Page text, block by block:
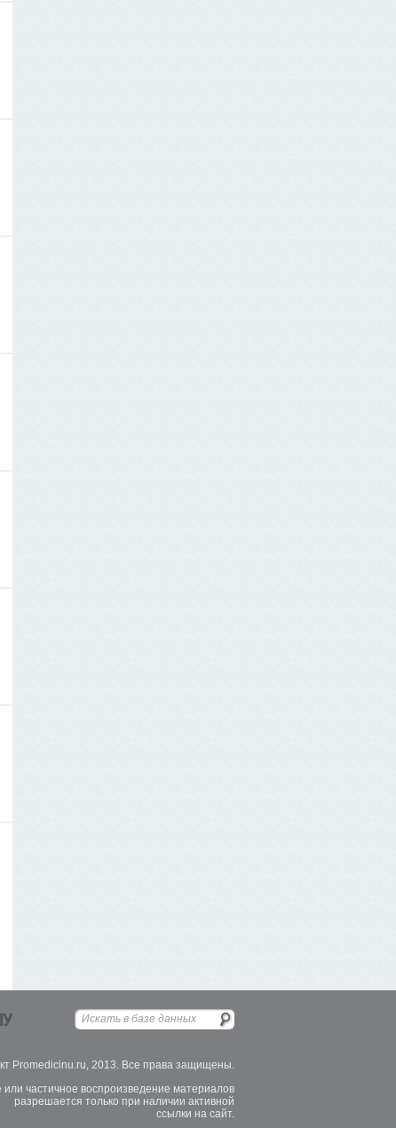
Promedicinu.ru, 2013. Все права защищены.
или частичное воспроизведение материалов
разрешается только при наличии активной
ссылки на сайт.